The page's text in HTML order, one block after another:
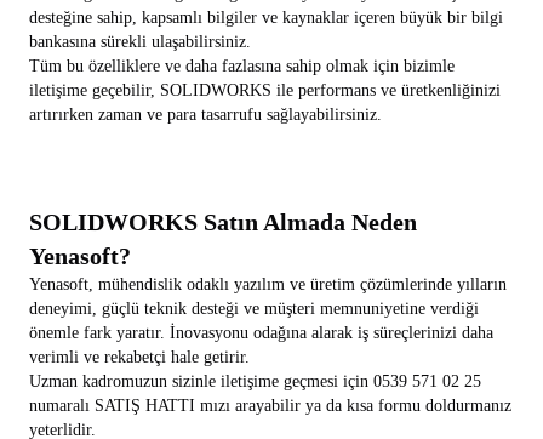
desteğine sahip, kapsamlı bilgiler ve kaynaklar içeren büyük bir bilgi
bankasına sürekli ulaşabilirsiniz.
Tüm bu özelliklere ve daha fazlasına sahip olmak için bizimle
iletişime geçebilir, SOLIDWORKS ile performans ve üretkenliğinizi
artırırken zaman ve para tasarrufu sağlayabilirsiniz.
SOLIDWORKS Satın Almada Neden
Yenasoft?
Yenasoft, mühendislik odaklı yazılım ve üretim çözümlerinde yılların
deneyimi, güçlü teknik desteği ve müşteri memnuniyetine verdiği
önemle fark yaratır. İnovasyonu odağına alarak iş süreçlerinizi daha
verimli ve rekabetçi hale getirir.
Uzman kadromuzun sizinle iletişime geçmesi için 0539 571 02 25
numaralı SATIŞ HATTI mızı arayabilir ya da kısa formu doldurmanız
yeterlidir.